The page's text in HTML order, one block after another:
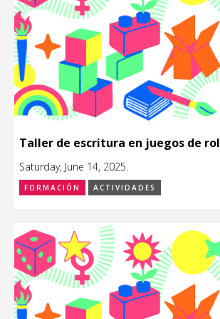
Taller de escritura en juegos de rol
Saturday, June 14, 2025.
FORMACIÓN ACTIVIDADES